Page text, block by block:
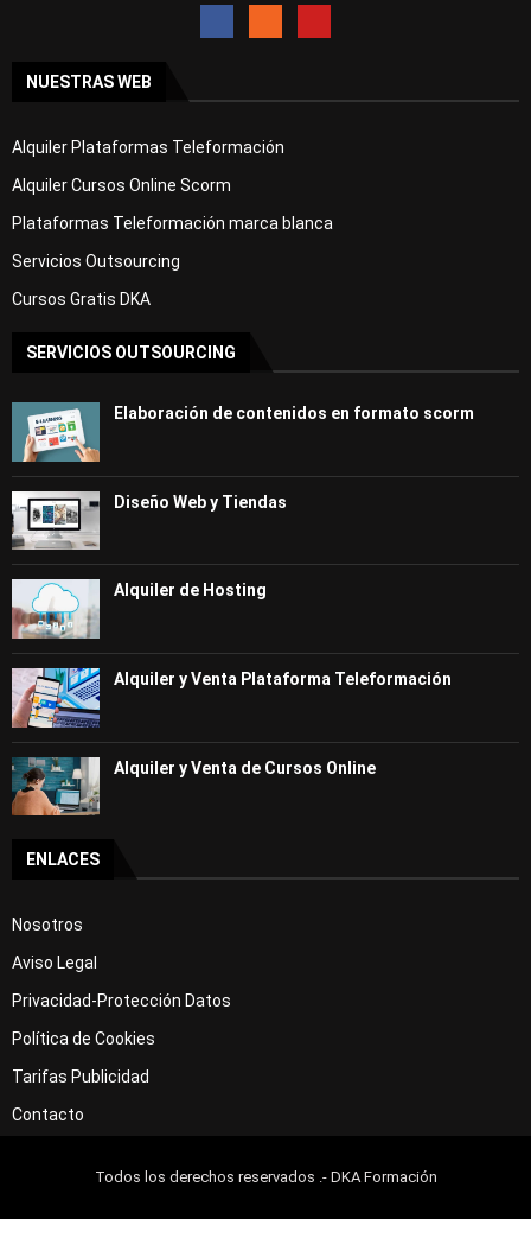
NUESTRAS WEB
Alquiler Plataformas Teleformación
Alquiler Cursos Online Scorm
Plataformas Teleformación marca blanca
Servicios Outsourcing
Cursos Gratis DKA
SERVICIOS OUTSOURCING
Elaboración de contenidos en formato scorm
Diseño Web y Tiendas
Alquiler de Hosting
Alquiler y Venta Plataforma Teleformación
Alquiler y Venta de Cursos Online
ENLACES
Nosotros
Aviso Legal
Privacidad-Protección Datos
Política de Cookies
Tarifas Publicidad
Contacto
Todos los derechos reservados .- DKA Formación